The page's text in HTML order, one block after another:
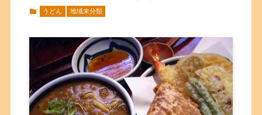
うどん 地域未分類